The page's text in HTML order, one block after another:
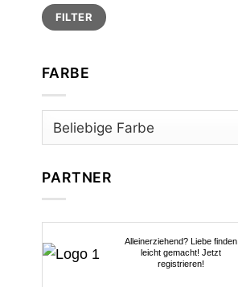
Min.
Preis
Max.
PreisFILTER
FARBE
PARTNER
Alleinerziehend? Liebe finden
leicht gemacht! Jetzt
registrieren!